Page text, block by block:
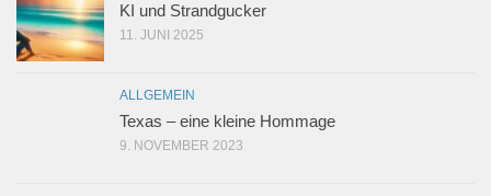
KI und Strandgucker
11. JUNI 2025
ALLGEMEIN
Texas – eine kleine Hommage
9. NOVEMBER 2023